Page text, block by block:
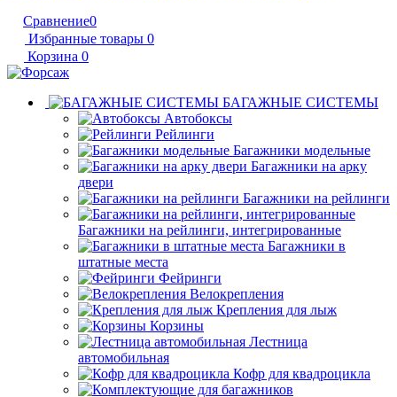
Сравнение0
Избранные товары 0
Корзина 0
БАГАЖНЫЕ СИСТЕМЫ
Автобоксы
Рейлинги
Багажники модельные
Багажники на арку
двери
Багажники на рейлинги
Багажники на рейлинги, интегрированные
Багажники в
штатные места
Фейринги
Велокрепления
Крепления для лыж
Корзины
Лестница
автомобильная
Кофр для квадроцикла